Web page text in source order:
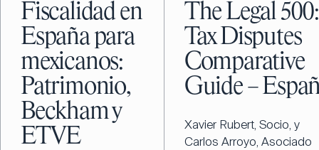
Fiscalidad en
España para
mexicanos:
Patrimonio,
Beckham y
ETVE
The Legal 500:
Tax Disputes
Comparative
Guide –
Xavier Rubert, Socio, y
Carlos Arroyo, Asociado